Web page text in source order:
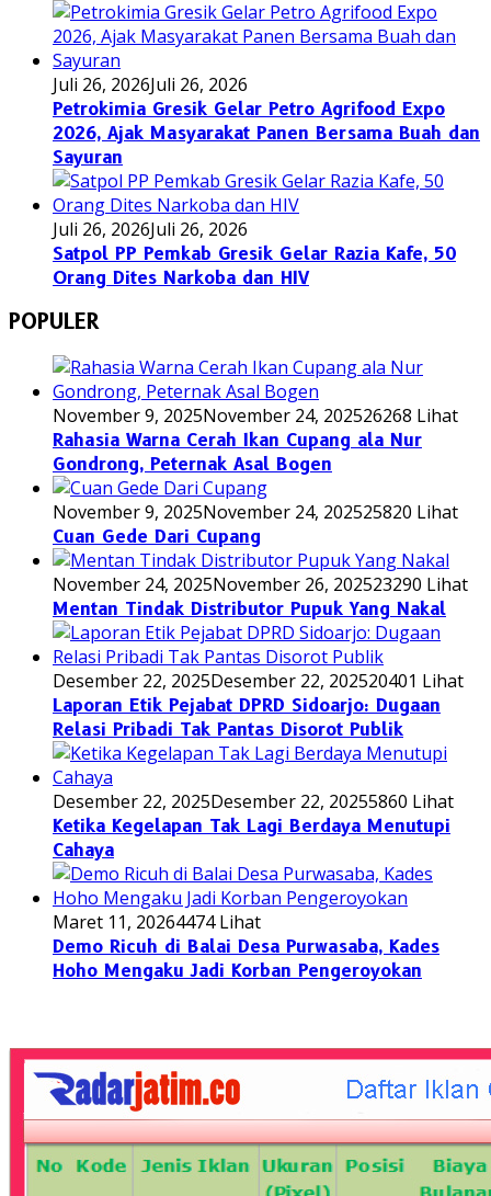
Juli 26, 2026Juli 26, 2026
Petrokimia Gresik Gelar Petro Agrifood Expo
2026, Ajak Masyarakat Panen Bersama Buah dan
Sayuran
Juli 26, 2026Juli 26, 2026
Satpol PP Pemkab Gresik Gelar Razia Kafe, 50
Orang Dites Narkoba dan HIV
POPULER
November 9, 2025November 24, 202526268 Lihat
Rahasia Warna Cerah Ikan Cupang ala Nur
Gondrong, Peternak Asal Bogen
November 9, 2025November 24, 202525820 Lihat
Cuan Gede Dari Cupang
November 24, 2025November 26, 202523290 Lihat
Mentan Tindak Distributor Pupuk Yang Nakal
Desember 22, 2025Desember 22, 202520401 Lihat
Laporan Etik Pejabat DPRD Sidoarjo: Dugaan
Relasi Pribadi Tak Pantas Disorot Publik
Desember 22, 2025Desember 22, 20255860 Lihat
Ketika Kegelapan Tak Lagi Berdaya Menutupi
Cahaya
Maret 11, 20264474 Lihat
Demo Ricuh di Balai Desa Purwasaba, Kades
Hoho Mengaku Jadi Korban Pengeroyokan